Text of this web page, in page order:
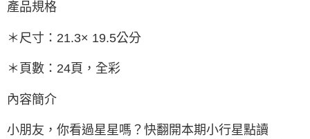
產品規格
＊尺寸：21.3× 19.5公分
＊頁數：24頁，全彩
內容簡介
小朋友，你看過星星嗎？快翻開本期小行星點讀